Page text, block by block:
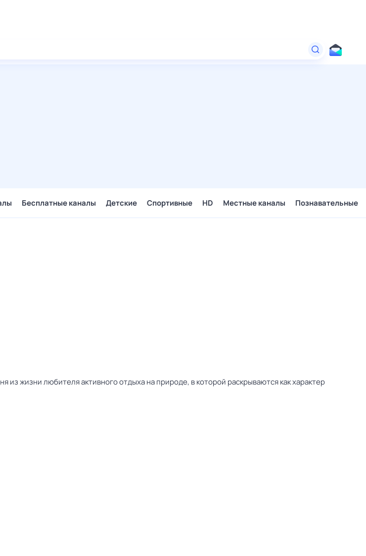
Бесплатные каналы Детские Спортивные HD Местные каналы Познавательные
из жизни любителя активного отдыха на природе, в которой раскрываются как характер